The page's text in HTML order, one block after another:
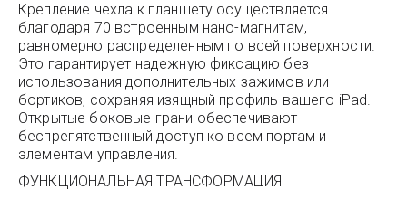
Крепление чехла к планшету осуществляется
благодаря 70 встроенным нано-магнитам,
равномерно распределенным по всей поверхности.
Это гарантирует надежную фиксацию без
использования дополнительных зажимов или
бортиков, сохраняя изящный профиль вашего iPad.
Открытые боковые грани обеспечивают
беспрепятственный доступ ко всем портам и
элементам управления.
ФУНКЦИОНАЛЬНАЯ ТРАНСФОРМАЦИЯ